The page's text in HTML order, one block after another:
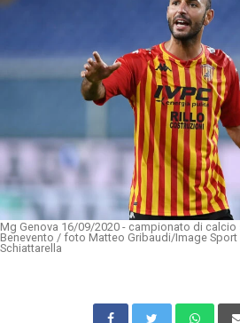
Mg Genova 16/09/2020 - campionato di calcio
Benevento / foto Matteo Gribaudi/Image
Schiattarella